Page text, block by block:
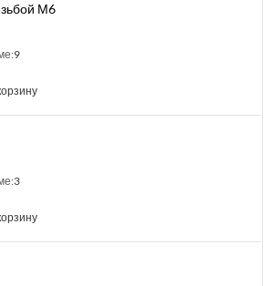
М6
9
3